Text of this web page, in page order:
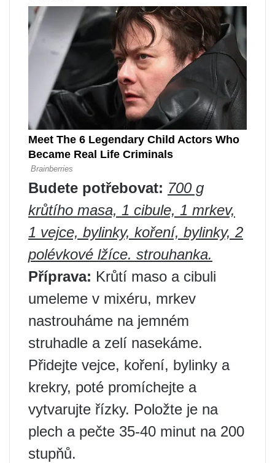
Budete potřebovat: 700 g
krůtího masa, 1 cibule, 1 mrkev,
1 vejce, bylinky, koření, bylinky, 2
polévkové lžíce. strouhanka.
Příprava: Krůtí maso a cibuli
umeleme v mixéru, mrkev
nastrouháme na jemném
struhadle a zelí nasekáme.
Přidejte vejce, koření, bylinky a
krekry, poté promíchejte a
vytvarujte řízky. Položte je na
plech a pečte 35-40 minut na 200
stupňů.